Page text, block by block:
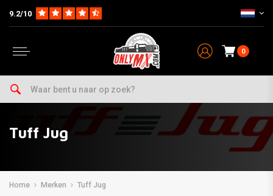
9.2/10
0
Tuff Jug
Home Merken Tuff Jug